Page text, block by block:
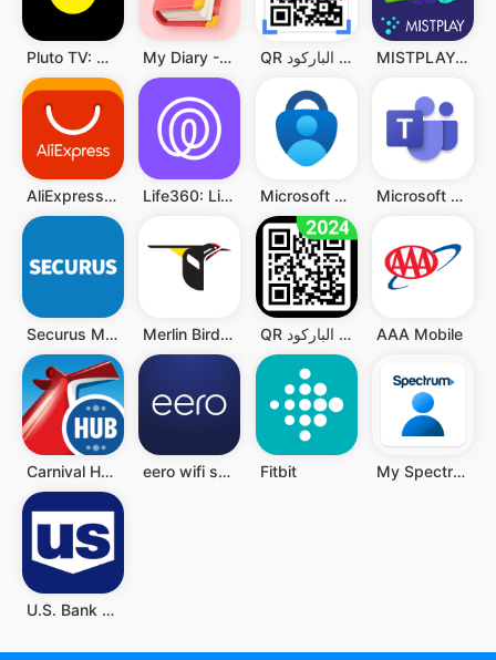
Pluto TV: Watch Free Movies/TV My Diary - Diary With Lock QR قارئ رمز & قارئ الباركود MISTPLAY: Play to Earn Money
AliExpress:تسوق عبر الإنترنت Life360: Live Location Sharing Microsoft Authenticator Microsoft Teams
Securus Mobile Merlin Bird ID by Cornell Lab QR قارئ رمز - قارئ الباركود QR AAA Mobile
Carnival HUB eero wifi system Fitbit My Spectrum
U.S. Bank Mobile Banking